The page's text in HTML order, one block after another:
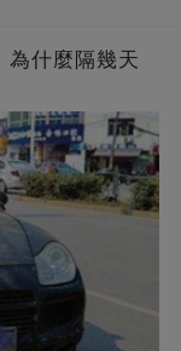
為什麼隔幾天